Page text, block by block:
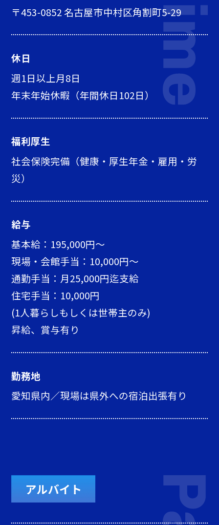
〒453-0852 名古屋市中村区角割町5-29
休日
週1日以上月8日
年末年始休暇（年間休日102日）
福利厚生
社会保険完備（健康・厚生年金・雇用・労
災）
給与
基本給：195,000円～
現場・会館手当：10,000円〜
通勤手当：月25,000円迄支給
住宅手当：10,000円
(1人暮らしもしくは世帯主のみ)
昇給、賞与有り
勤務地
愛知県内／現場は県外への宿泊出張有り
アルバイト